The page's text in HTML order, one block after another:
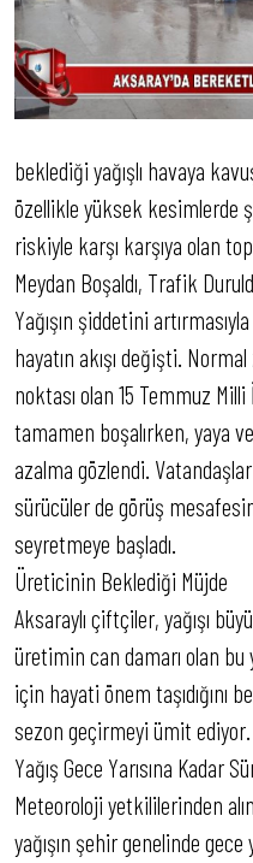
beklediği yağışlı havaya
özellikle yüksek kesimlerde
riskiyle karşı karşıya olan
Meydan Boşaldı, Trafik
Yağışın şiddetini
hayatın akışı değişti.
noktası olan 15 Temmuz
tamamen boşalırken, yaya
azalma gözlendi. Vatandaşlar
sürücüler de görüş
seyretmeye başladı.
Üreticinin Beklediği Müjde
Aksaraylı çiftçiler, yağışı
üretimin can damarı olan bu
için hayati önem
sezon geçirmeyi ümit ediyor.
Yağış Gece Yarısına Kadar
Meteoroloji yetkililerinden
yağışın şehir genelinde gece